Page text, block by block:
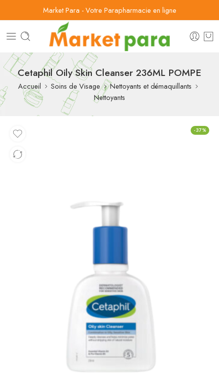
Market Para - Votre Parapharmacie en ligne
Cetaphil Oily Skin Cleanser 236ML POMPE
Accueil Soins de Visage
Nettoyants et démaquillants
Nettoyants
-37%